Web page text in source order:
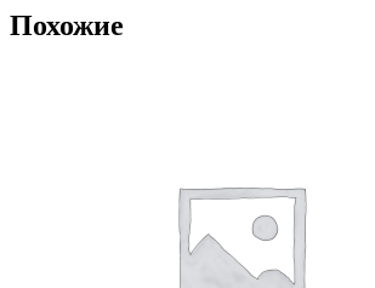
Похожие